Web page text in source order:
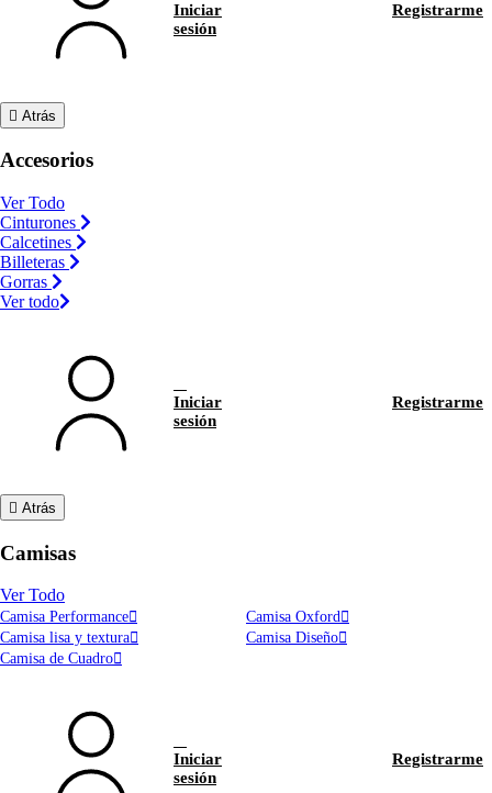
Iniciar
sesión
Registrarme
Atrás
Accesorios
Ver Todo
Cinturones
Calcetines
Billeteras
Gorras
Ver todo
Iniciar
sesión
Registrarme
Atrás
Camisas
Ver Todo
Camisa Performance
Camisa Oxford
Camisa lisa y textura
Camisa Diseño
Camisa de Cuadro
Iniciar
sesión
Registrarme